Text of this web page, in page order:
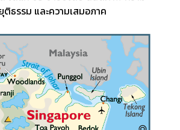
ธรรม และความเสมอภาค